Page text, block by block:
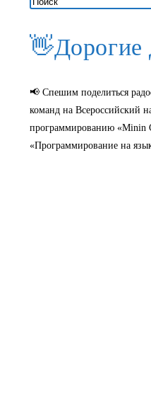
👋Дорогие
📢 Спешим поделиться
команд на Всероссийский
программированию «Minin
«Программирование на